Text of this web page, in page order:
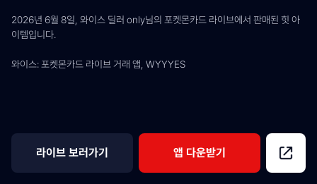
2026년 6월 8일, 와이스 딜러 only님의 포켓몬카드 라이브에서 판매된 힛 아
이템입니다.
와이스: 포켓몬카드 라이브 거래 앱, WYYYES
라이브 보러가기 앱 다운받기